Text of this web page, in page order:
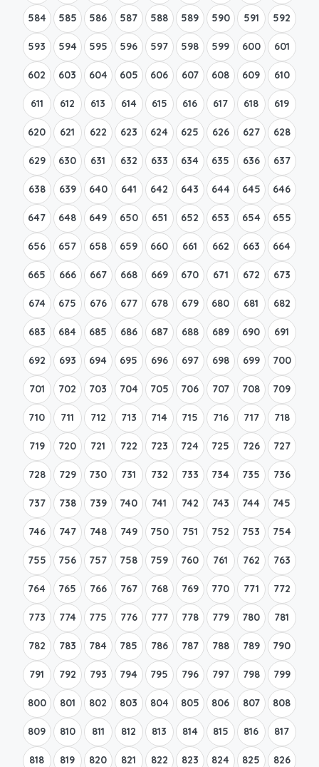
584 585 586 587 588 589 590 591 592
593 594 595 596 597 598 599 600 601
602 603 604 605 606 607 608 609 610
611 612 613 614 615 616 617 618 619
620 621 622 623 624 625 626 627 628
629 630 631 632 633 634 635 636 637
638 639 640 641 642 643 644 645 646
647 648 649 650 651 652 653 654 655
656 657 658 659 660 661 662 663 664
665 666 667 668 669 670 671 672 673
674 675 676 677 678 679 680 681 682
683 684 685 686 687 688 689 690 691
692 693 694 695 696 697 698 699 700
701 702 703 704 705 706 707 708 709
710 711 712 713 714 715 716 717 718
719 720 721 722 723 724 725 726 727
728 729 730 731 732 733 734 735 736
737 738 739 740 741 742 743 744 745
746 747 748 749 750 751 752 753 754
755 756 757 758 759 760 761 762 763
764 765 766 767 768 769 770 771 772
773 774 775 776 777 778 779 780 781
782 783 784 785 786 787 788 789 790
791 792 793 794 795 796 797 798 799
800 801 802 803 804 805 806 807 808
809 810 811 812 813 814 815 816 817
818 819 820 821 822 823 824 825 826